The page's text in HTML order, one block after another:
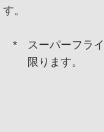
す。
スーパーフラ
限ります。